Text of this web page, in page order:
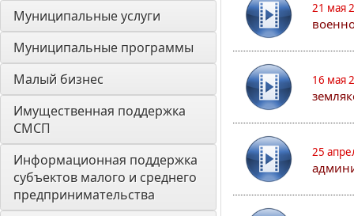
Муниципальные услуги
Муниципальные программы
Малый бизнес
Имущественная поддержка
СМСП
Информационная поддержка
субъектов малого и среднего
предпринимательства
21 мая
16 мая
25